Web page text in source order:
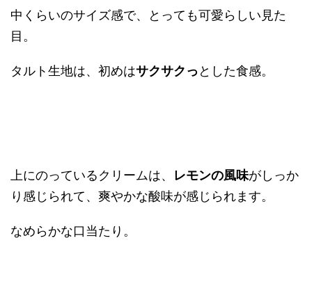
中くらいのサイズ感で、とっても可愛らしい見た
目。
タルト生地は、初めはサクサクっ とした食感。
上にのっているクリームは、 レモンの風味がしっか
り感じられて、爽やかな酸味が感じられます。
なめらかな口当たり。